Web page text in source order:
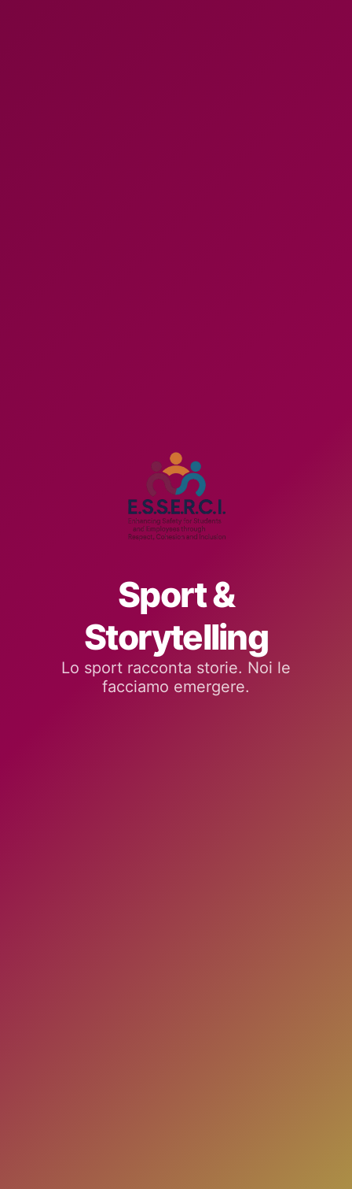
Sport &
Storytelling
Lo sport racconta storie. Noi le
facciamo emergere.